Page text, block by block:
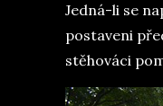
Jedná-li se
postaveni
stěhováci